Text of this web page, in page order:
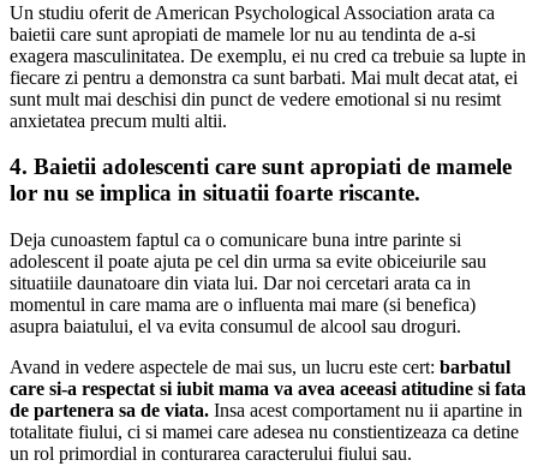
Un studiu oferit de American Psychological Association arata ca
baietii care sunt apropiati de mamele lor nu au tendinta de a-si
exagera masculinitatea. De exemplu, ei nu cred ca trebuie sa lupte in
fiecare zi pentru a demonstra ca sunt barbati. Mai mult decat atat, ei
sunt mult mai deschisi din punct de vedere emotional si nu resimt
anxietatea precum multi altii.
4. Baietii adolescenti care sunt apropiati de mamele
lor nu se implica in situatii foarte riscante.
Deja cunoastem faptul ca o comunicare buna intre parinte si
adolescent il poate ajuta pe cel din urma sa evite obiceiurile sau
situatiile daunatoare din viata lui. Dar noi cercetari arata ca in
momentul in care mama are o influenta mai mare (si benefica)
asupra baiatului, el va evita consumul de alcool sau droguri.
Avand in vedere aspectele de mai sus, un lucru este cert: barbatul
care si-a respectat si iubit mama va avea aceeasi atitudine si fata
de partenera sa de viata. Insa acest comportament nu ii apartine in
totalitate fiului, ci si mamei care adesea nu constientizeaza ca detine
un rol primordial in conturarea caracterului fiului sau.